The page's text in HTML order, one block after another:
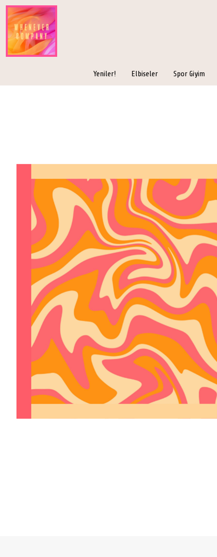
Yeniler! Elbiseler Spor Giyim